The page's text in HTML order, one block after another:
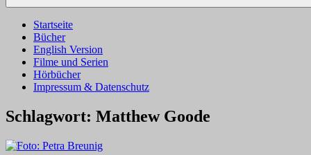
Startseite
Bücher
English Version
Filme und Serien
Hörbücher
Impressum & Datenschutz
Schlagwort: Matthew Goode